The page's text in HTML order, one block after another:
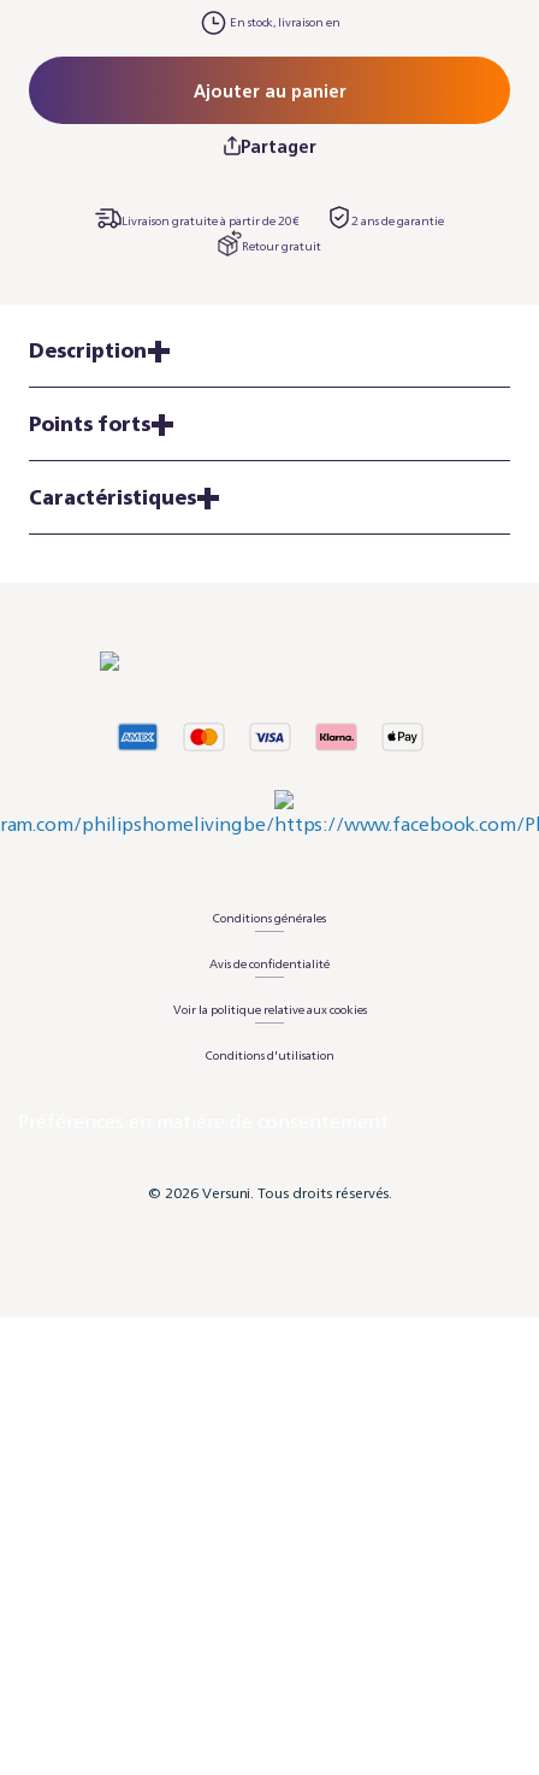
En stock, livraison en
Ajouter au panier
Partager
Livraison gratuite à partir de 20€
2 ans de garantie
Retour gratuit
Description
Points forts
Caractéristiques
Conditions générales
Avis de confidentialité
Voir la politique relative aux cookies
Conditions d'utilisation
© 2026 Versuni. Tous droits réservés.